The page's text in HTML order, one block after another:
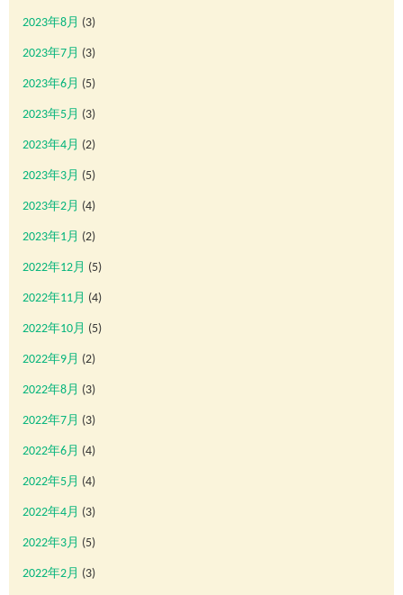
2023年8月 (3)
2023年7月 (3)
2023年6月 (5)
2023年5月 (3)
2023年4月 (2)
2023年3月 (5)
2023年2月 (4)
2023年1月 (2)
2022年12月 (5)
2022年11月 (4)
2022年10月 (5)
2022年9月 (2)
2022年8月 (3)
2022年7月 (3)
2022年6月 (4)
2022年5月 (4)
2022年4月 (3)
2022年3月 (5)
2022年2月 (3)